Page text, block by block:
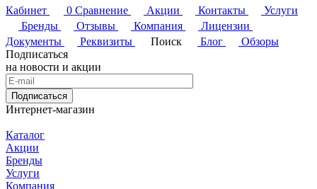
Кабинет
0 Сравнение Акции Контакты
Услуги
Бренды
Отзывы Компания
Лицензии
Документы
Реквизиты Поиск Блог
Обзоры
Подписаться
на новости и акции
Подписаться
Интернет-магазин
Каталог
Акции
Бренды
Услуги
Компания